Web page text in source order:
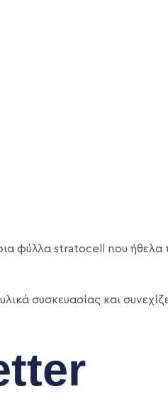
φύλλα stratocell που
συσκευασίας και